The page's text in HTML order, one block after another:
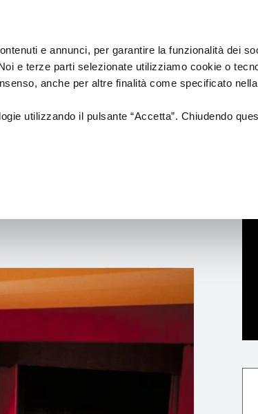
e annunci, per garantire la funzionalità dei
e terze parti selezionate utilizziamo cookie o
anche per altre finalità come specificato nella
utilizzando il pulsante “Accetta”. Chiudendo
Home EN
Assessorato
Cultura
Paesaggio
- Stagione